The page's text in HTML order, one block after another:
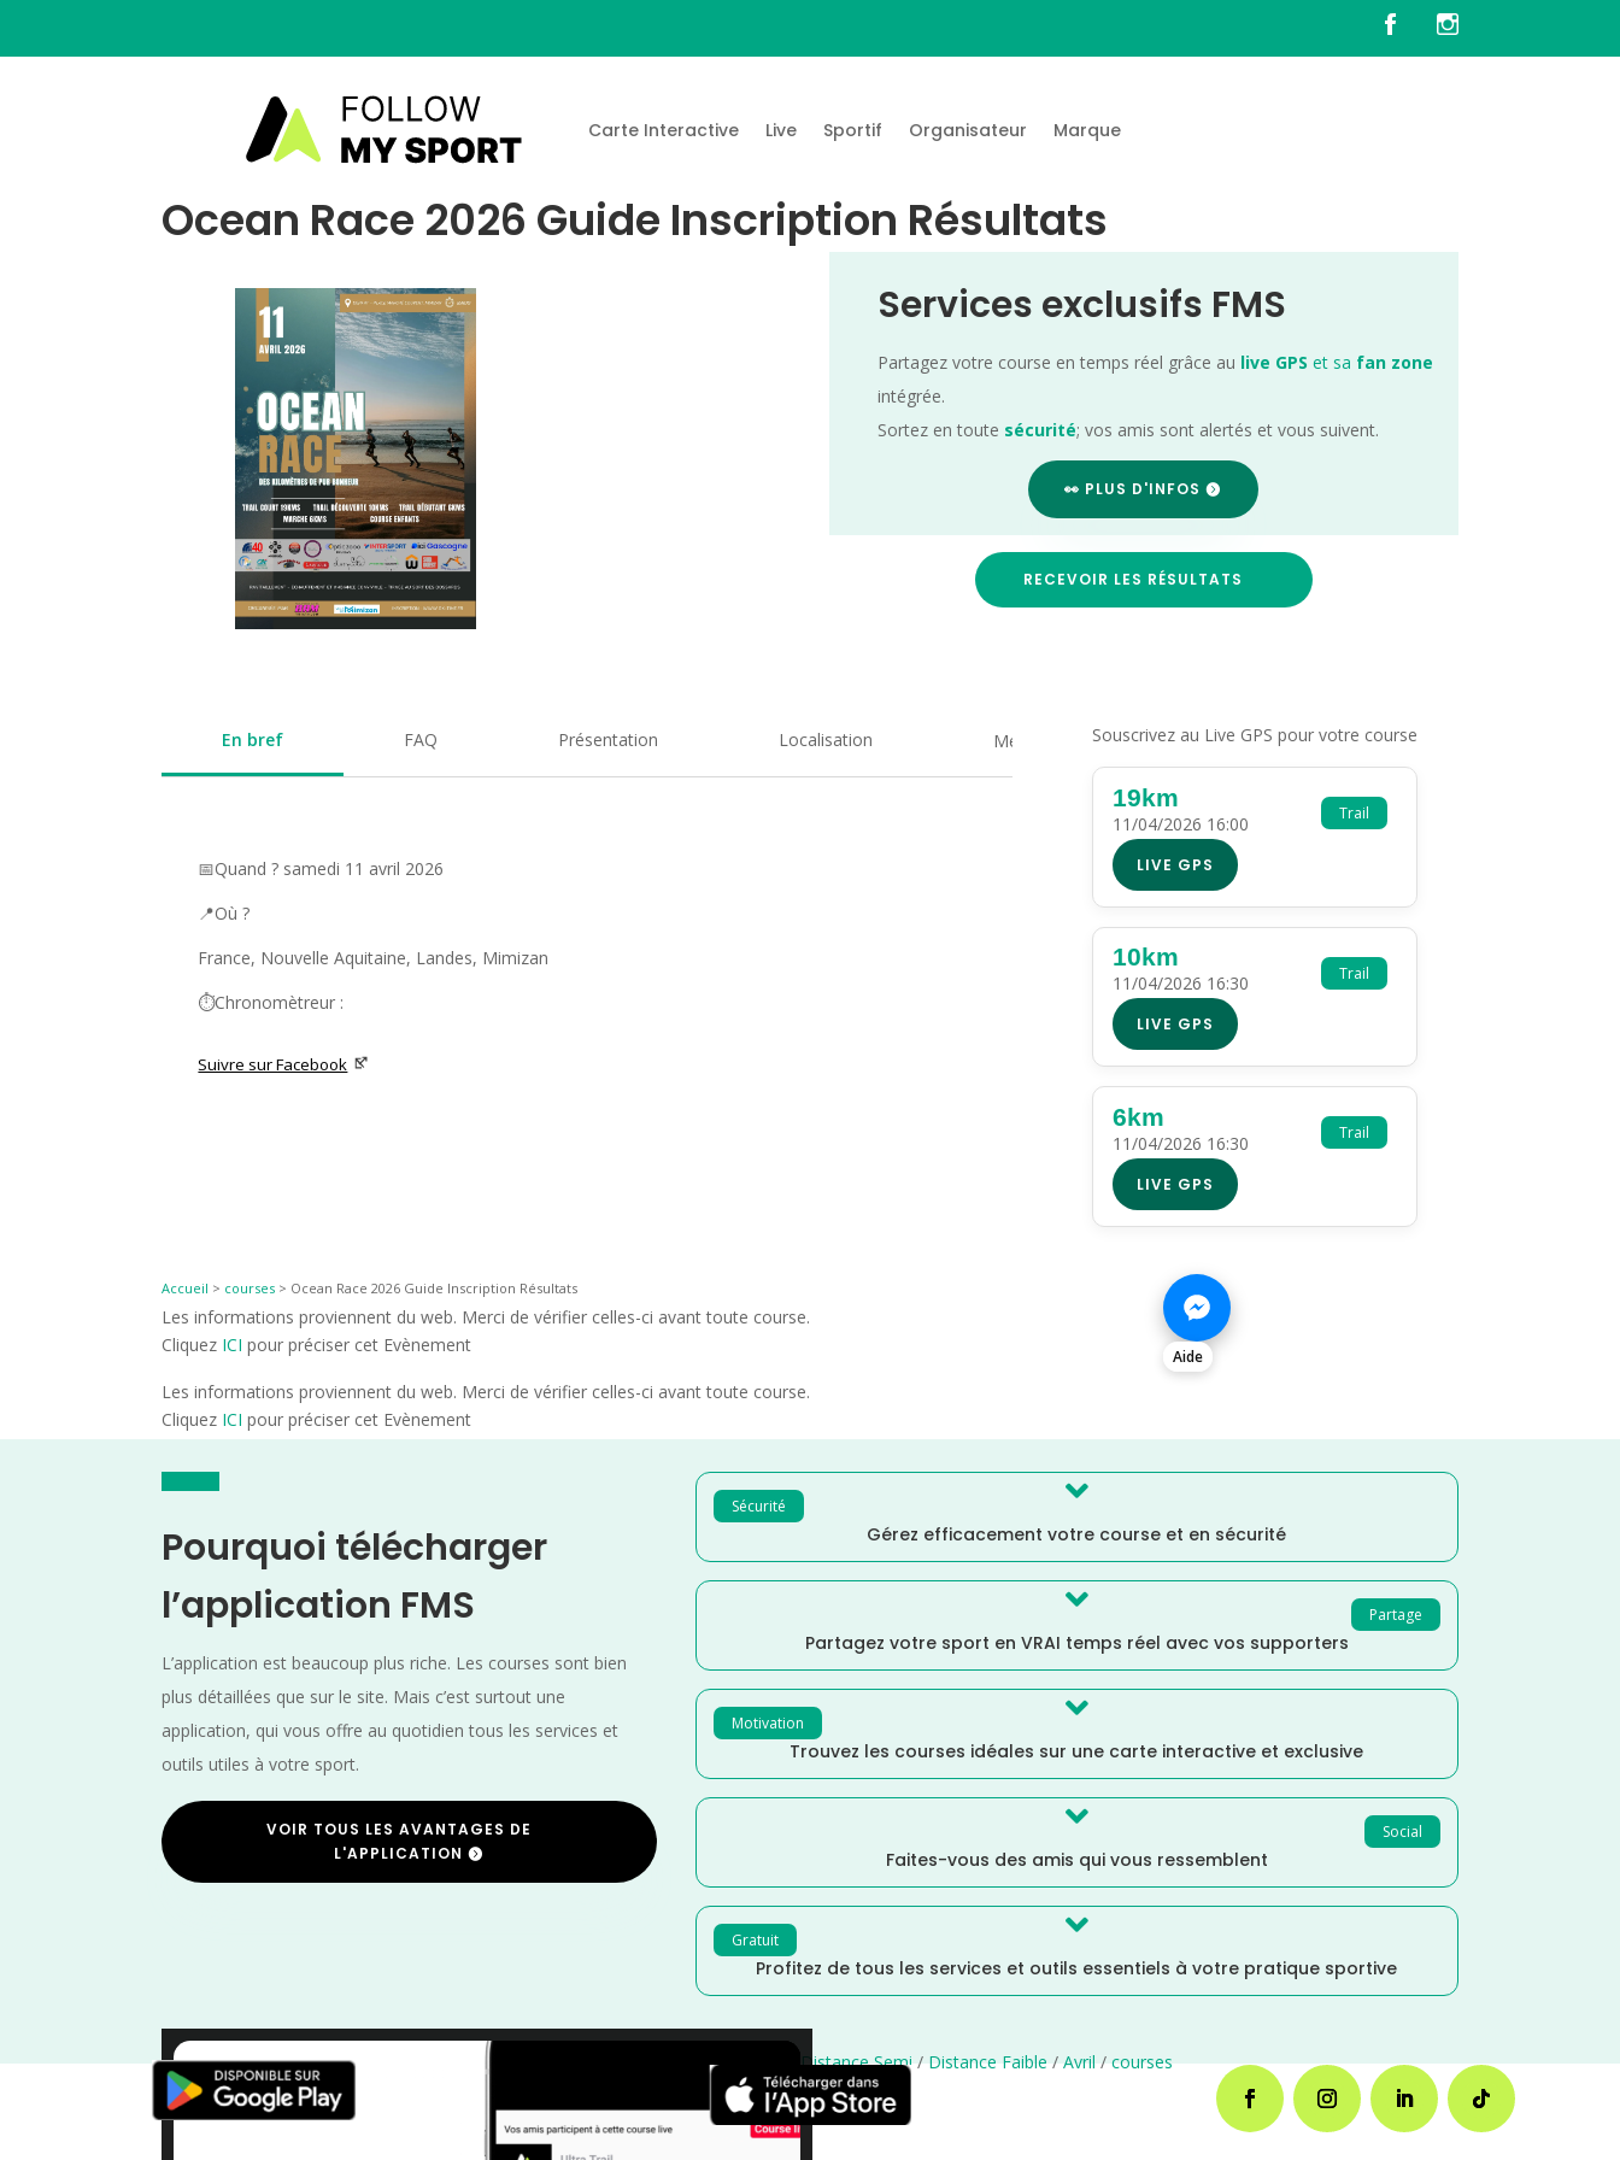
Carte Interactive Live Sportif Organisateur Marque
Ocean Race 2026 Guide Inscription Résultats
Services exclusifs FMS
Partagez votre course en temps réel grâce au live GPS et sa fan zone
intégrée.
Sortez en toute sécurité; vos amis sont alertés et vous suivent.
👀 PLUS D'INFOS
RECEVOIR LES RÉSULTATS
En bref FAQ Présentation Localisation Medias
📅Quand ? samedi 11 avril 2026
📍Où ?
France, Nouvelle Aquitaine, Landes, Mimizan
⏱️Chronomètreur :
Suivre sur Facebook
Souscrivez au Live GPS pour votre course
Trail
19km
11/04/2026 16:00
LIVE GPS
Trail
10km
11/04/2026 16:30
LIVE GPS
Trail
6km
11/04/2026 16:30
LIVE GPS
Accueil > courses > Ocean Race 2026 Guide Inscription Résultats
Les informations proviennent du web. Merci de vérifier celles-ci avant toute course.
Cliquez ICI pour préciser cet Evènement
Les informations proviennent du web. Merci de vérifier celles-ci avant toute course.
Cliquez ICI pour préciser cet Evènement
Aide
Pourquoi télécharger
l’application FMS
L’application est beaucoup plus riche. Les courses sont bien
plus détaillées que sur le site. Mais c’est surtout une
application, qui vous offre au quotidien tous les services et
outils utiles à votre sport.
VOIR TOUS LES AVANTAGES DE
L'APPLICATION
Sécurité 
Gérez efficacement votre course et en sécurité
Partage

Partagez votre sport en VRAI temps réel avec vos supporters
Motivation 
Trouvez les courses idéales sur une carte interactive et exclusive
Social

Faites-vous des amis qui vous ressemblent
Gratuit 
Profitez de tous les services et outils essentiels à votre pratique sportive
×
Landes/ Distance Semi/Distance Faible/Avril/courses